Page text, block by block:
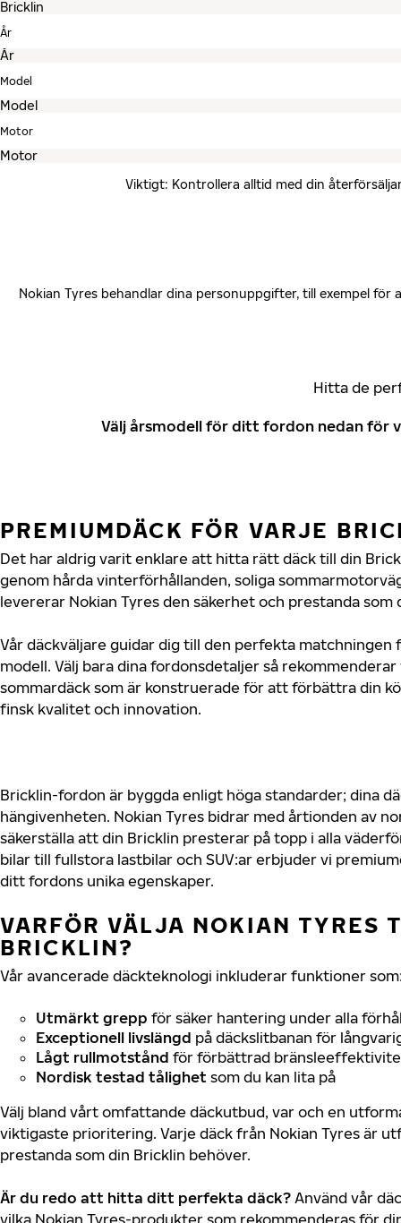
År
Model
Motor
Viktigt: Kontrollera alltid med din
Nokian Tyres behandlar dina personuppgifter, till exempel
Hitta de
Välj årsmodell för ditt fordon nedan för
PREMIUMDÄCK FÖR VARJE
Det har aldrig varit enklare att hitta rätt däck till din
genom hårda vinterförhållanden, soliga
levererar Nokian Tyres den säkerhet och prestanda som
Vår däckväljare guidar dig till den perfekta matchningen
modell. Välj bara dina fordonsdetaljer så
sommardäck som är konstruerade för att förbättra din
finsk kvalitet och innovation.
Bricklin-fordon är byggda enligt höga standarder; dina
hängivenheten. Nokian Tyres bidrar med årtionden av
säkerställa att din Bricklin presterar på topp i alla
bilar till fullstora lastbilar och SUV:ar erbjuder vi
ditt fordons unika egenskaper.
VARFÖR VÄLJA NOKIAN TYRES
BRICKLIN?
Vår avancerade däckteknologi inkluderar funktioner
Utmärkt grepp för säker hantering under alla
Exceptionell livslängd på däckslitbanan för
Lågt rullmotstånd för förbättrad
Nordisk testad tålighet som du kan lita på
Välj bland vårt omfattande däckutbud, var och en
viktigaste prioritering. Varje däck från Nokian Tyres är
prestanda som din Bricklin behöver.
Är du redo att hitta ditt perfekta däck? Använd vår
vilka Nokian Tyres-produkter som rekommenderas för